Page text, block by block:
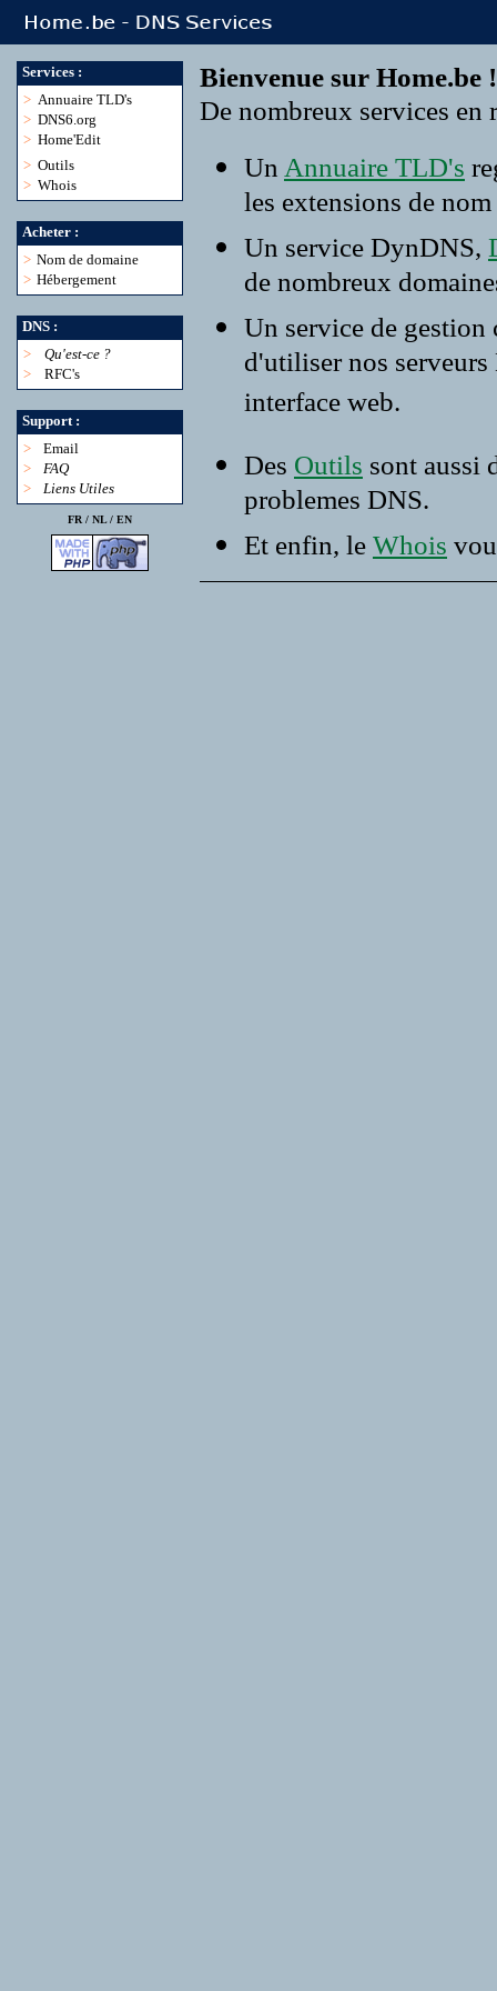
Services :
> Annuaire TLD's
> DNS6.org
> Home'Edit
> Outils
> Whois
Acheter :
> Nom de domaine
> Hébergement
DNS :
>
Qu'est-ce ?
>
RFC's
Support :
>
Email
>
FAQ
>
Liens Utiles
FR / NL/ EN
Bienvenue sur Home.be !
De nombreux services
Un Annuaire TLD's
les extensions de
Un service DynDNS,
de nombreux
Un service de
d'utiliser nos
interface web.
Des Outils sont aussi
problemes DNS.
Et enfin, le Whois